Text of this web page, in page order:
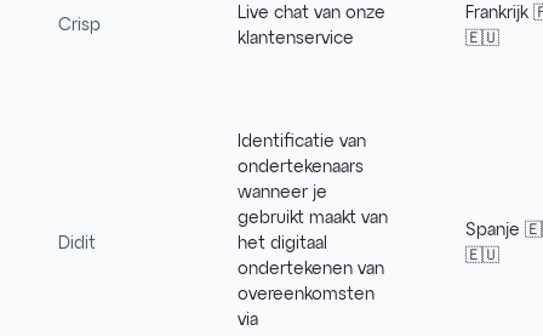
Crisp
Live chat van onze
klantenservice
🇪🇺
Didit
Identificatie van
ondertekenaars
wanneer je
gebruikt maakt van
het digitaal
ondertekenen van
overeenkomsten
via
Spanje
🇪🇺